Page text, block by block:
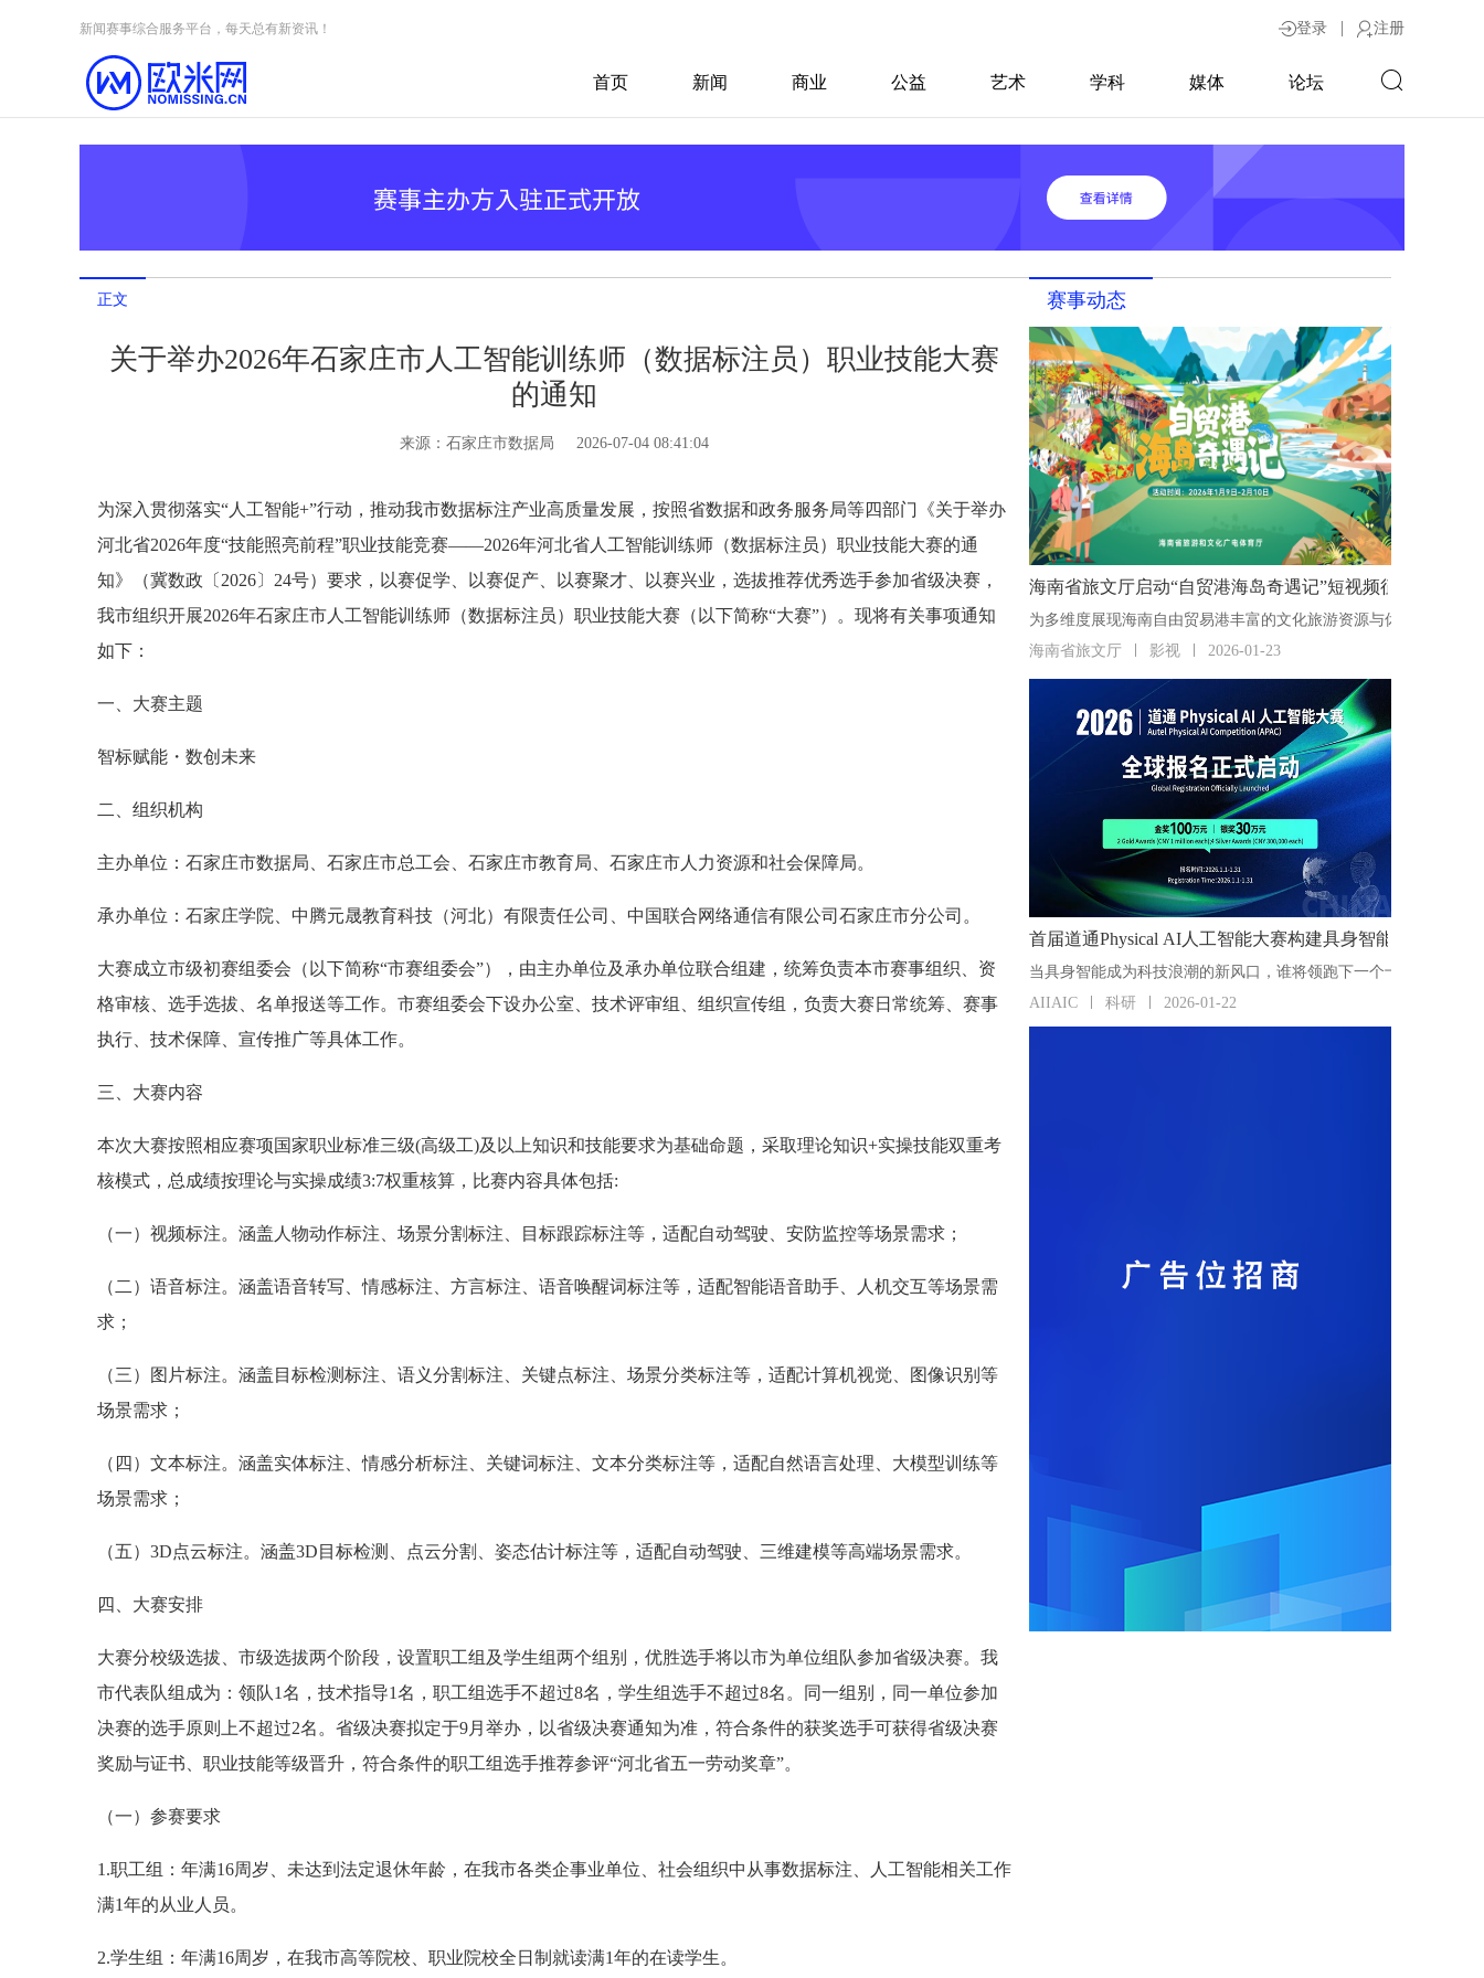
新闻赛事综合服务平台，每天总有新资讯！ 登录 | 注册
首页 新闻 商业 公益 艺术 学科 媒体 论坛
正文
关于举办2026年石家庄市人工智能训练师（数据标注员）职业技能大赛
的通知
来源： 石家庄市数据局 2026-07-04 08:41:04
为深入贯彻落实“人工智能+”行动，推动我市数据标注产业高质量发展，按照省数据和政务服务局等四部门《关于举办
河北省2026年度“技能照亮前程”职业技能竞赛——2026年河北省人工智能训练师（数据标注员）职业技能大赛的通
知》（冀数政〔2026〕24号）要求，以赛促学、以赛促产、以赛聚才、以赛兴业，选拔推荐优秀选手参加省级决赛，
我市组织开展2026年石家庄市人工智能训练师（数据标注员）职业技能大赛（以下简称“大赛”）。现将有关事项通知
如下：
一、大赛主题
智标赋能・数创未来
二、组织机构
主办单位：石家庄市数据局、石家庄市总工会、石家庄市教育局、石家庄市人力资源和社会保障局。
承办单位：石家庄学院、中腾元晟教育科技（河北）有限责任公司、中国联合网络通信有限公司石家庄市分公司。
大赛成立市级初赛组委会（以下简称“市赛组委会”），由主办单位及承办单位联合组建，统筹负责本市赛事组织、资
格审核、选手选拔、名单报送等工作。市赛组委会下设办公室、技术评审组、组织宣传组，负责大赛日常统筹、赛事
执行、技术保障、宣传推广等具体工作。
三、大赛内容
本次大赛按照相应赛项国家职业标准三级(高级工)及以上知识和技能要求为基础命题，采取理论知识+实操技能双重考
核模式，总成绩按理论与实操成绩3:7权重核算，比赛内容具体包括:
（一）视频标注。涵盖人物动作标注、场景分割标注、目标跟踪标注等，适配自动驾驶、安防监控等场景需求；
（二）语音标注。涵盖语音转写、情感标注、方言标注、语音唤醒词标注等，适配智能语音助手、人机交互等场景需
求；
（三）图片标注。涵盖目标检测标注、语义分割标注、关键点标注、场景分类标注等，适配计算机视觉、图像识别等
场景需求；
（四）文本标注。涵盖实体标注、情感分析标注、关键词标注、文本分类标注等，适配自然语言处理、大模型训练等
场景需求；
（五）3D点云标注。涵盖3D目标检测、点云分割、姿态估计标注等，适配自动驾驶、三维建模等高端场景需求。
四、大赛安排
大赛分校级选拔、市级选拔两个阶段，设置职工组及学生组两个组别，优胜选手将以市为单位组队参加省级决赛。我
市代表队组成为：领队1名，技术指导1名，职工组选手不超过8名，学生组选手不超过8名。同一组别，同一单位参加
决赛的选手原则上不超过2名。省级决赛拟定于9月举办，以省级决赛通知为准，符合条件的获奖选手可获得省级决赛
奖励与证书、职业技能等级晋升，符合条件的职工组选手推荐参评“河北省五一劳动奖章”。
（一）参赛要求
1.职工组：年满16周岁、未达到法定退休年龄，在我市各类企事业单位、社会组织中从事数据标注、人工智能相关工作
满1年的从业人员。
2.学生组：年满16周岁，在我市高等院校、职业院校全日制就读满1年的在读学生。
赛事动态
海南省旅文厅启动“自贸港海岛奇遇记”短视频征集活动
海南省旅文厅 影视 2026-01-23
首届道通Physical AI人工智能大赛构建具身智能“人才朋友
AIIAIC 科研 2026-01-22